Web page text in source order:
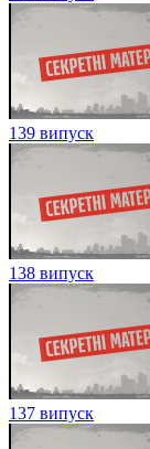
139 випуск
138 випуск
137 випуск